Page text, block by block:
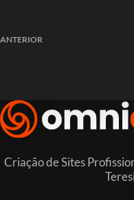
ANTERIOR
Criação de Sites